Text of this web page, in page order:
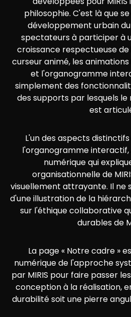
philosophie. C'est là que
développement urbain
spectateurs à participer à
croissance respectueuse
curseur animé, les animations
et l'organogramme
simplement des
des supports par lesquels
est
L'un des aspects
l'organogramme
numérique qui
organisationnelle de
visuellement attrayante. Il ne
d'une illustration de la
sur l'éthique collaborative
durables de
La page « Notre cadre »
numérique de l'approche
par MIRIS pour faire passer
conception à la réalisation,
durabilité soit une pierre